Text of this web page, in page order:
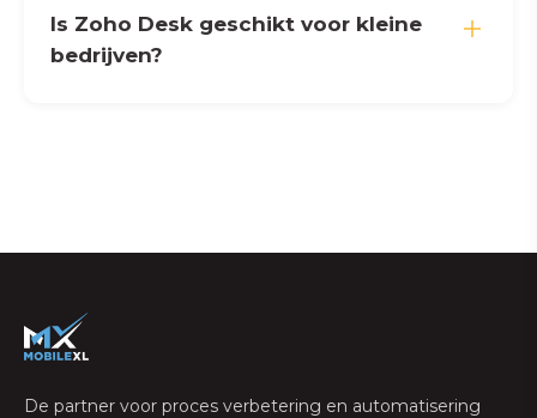
Is Zoho Desk geschikt voor kleine
bedrijven?
De partner voor proces verbetering en automatisering